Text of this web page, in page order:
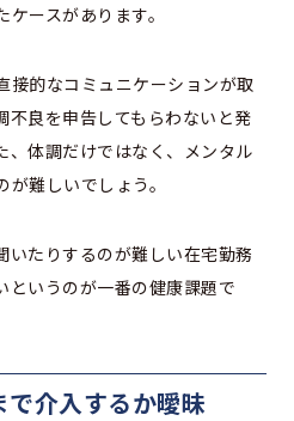
ースがあります。
接的なコミュニケーションが取
不良を申告してもらわないと発
、体調だけではなく、メンタル
難しいでしょう。
いたりするのが難しい在宅勤務
というのが一番の健康課題で
介入するか曖昧